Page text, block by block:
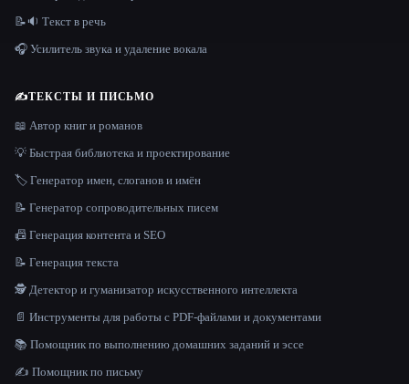
📝🔉 Текст в речь
🎧 Усилитель звука и удаление вокала
✍️ТЕКСТЫ И ПИСЬМО
📖 Автор книг и романов
💡 Быстрая библиотека и проектирование
🏷️ Генератор имен, слоганов и имён
📝 Генератор сопроводительных писем
📠 Генерация контента и SEO
📝 Генерация текста
🕵️ Детектор и гуманизатор искусственного интеллекта
📄 Инструменты для работы с PDF-файлами и документами
📚 Помощник по выполнению домашних заданий и эссе
✍️ Помощник по письму